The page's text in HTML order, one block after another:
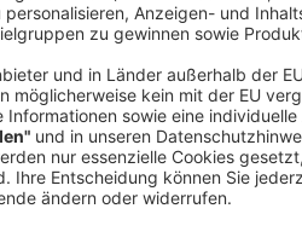
Eine
Streitfälle kann die Bafin nicht
unberührt.